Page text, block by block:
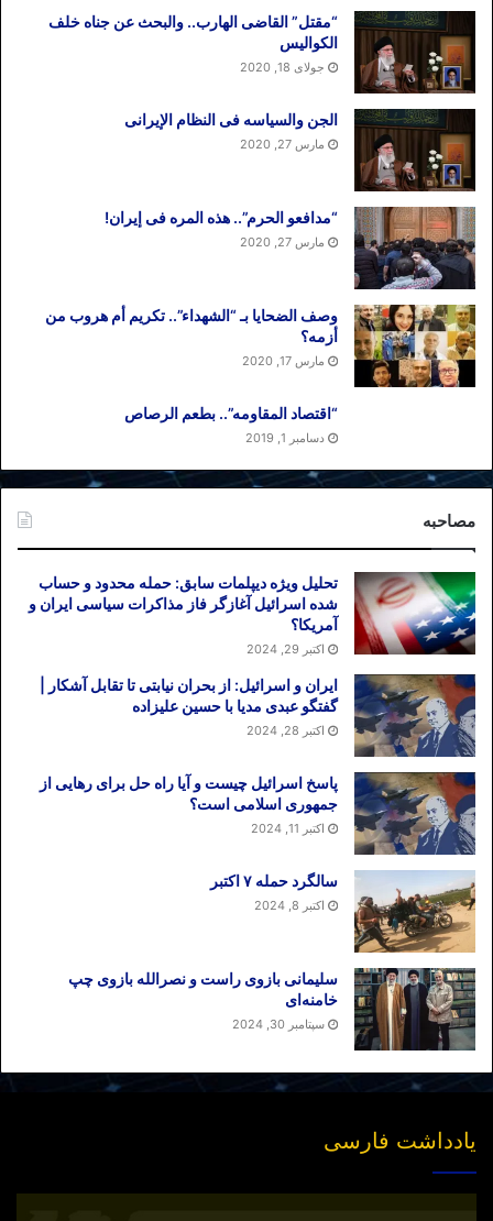
“مقتل” القاضی الهارب.. والبحث عن جناه خلف
الکوالیس
جولای 18, 2020
الجن والسیاسه فی النظام اﻹیرانی
مارس 27, 2020
“مدافعو الحرم”.. هذه المره فی إیران!
مارس 27, 2020
وصف الضحایا بـ “الشهداء”.. تکریم أم هروب من
أزمه؟
مارس 17, 2020
“اقتصاد المقاومه”.. بطعم الرصاص
دسامبر 1, 2019
مصاحبه
تحلیل ویژه دیپلمات سابق: حمله محدود و حساب
شده اسرائیل آغازگر فاز مذاکرات سیاسی ایران و
آمریکا؟
اکتبر 29, 2024
ایران و اسرائیل: از بحران نیابتی تا تقابل آشکار |
گفتگو عبدی مدیا با حسین علیزاده
اکتبر 28, 2024
پاسخ اسرائیل چیست و آیا راه حل برای رهایی از
جمهوری اسلامی است؟
اکتبر 11, 2024
سالگرد حمله ۷ اکتبر
اکتبر 8, 2024
سلیمانی بازوی راست و نصرالله بازوی چپ
خامنه‌ای
سپتامبر 30, 2024
یادداشت فارسی